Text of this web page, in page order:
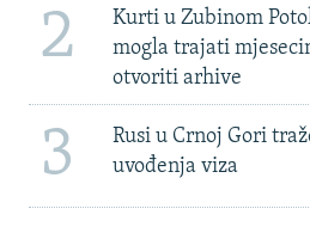
2
Kurti u Zubinom
mogla trajati
otvoriti arhive
3
Rusi u Crnoj Gori
uvođenja viza